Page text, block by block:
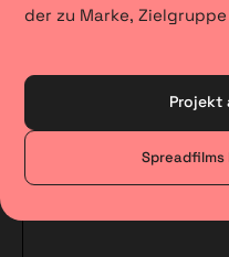
der zu Marke,
Projekt
Spreadfilms